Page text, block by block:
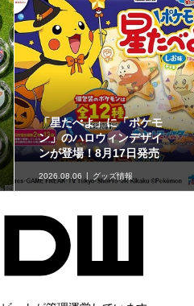
「星たべよ」に「ポケモ
ン」のハロウィンデザイ
ンが登場！8月17日発売
2026.08.06 グッズ情報